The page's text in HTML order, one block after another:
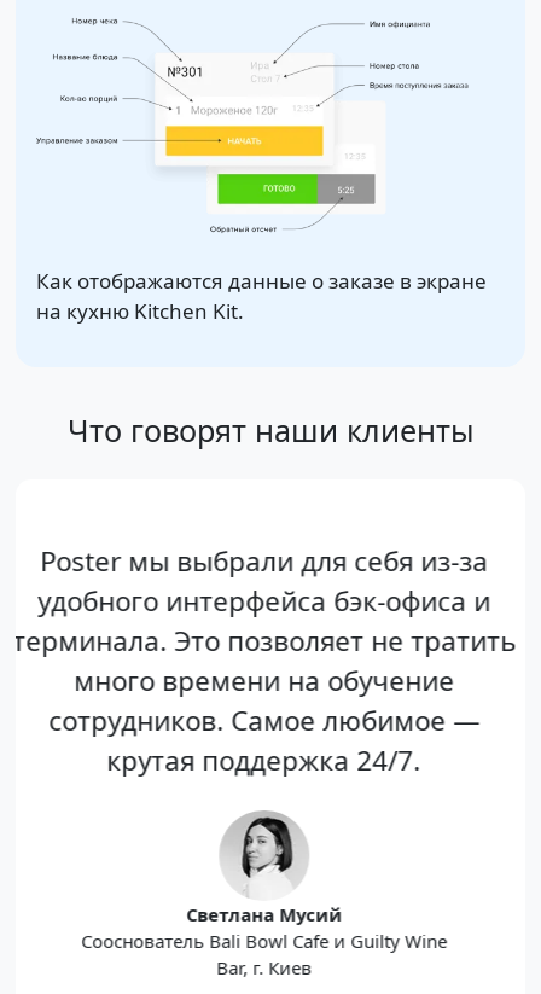
Как отображаются данные о заказе в экране
на кухню Kitchen Kit.
Что говорят наши клиенты
В первую кофейню мы выбрали
Poster из-за простого интерфейса и
цены. После запуска мы увидели, как
хорошо работает тех. поддержка и
развивается продукт. За все время
ребята нас ни разу не подвели.
Феликс Безрук
Совладелец бренда обжарки кофе «Фунт
кави», кофеен White, Shepit, Белая стрела и